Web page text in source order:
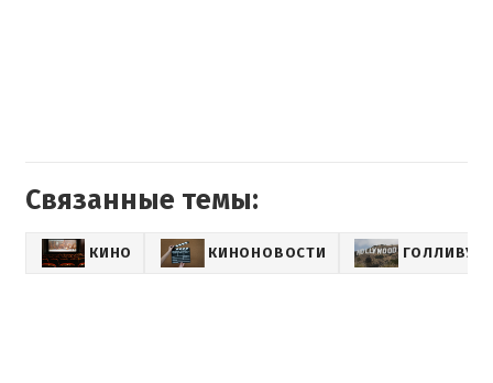
Связанные темы:
КИНО КИНОНОВОСТИ ГОЛЛИВУД